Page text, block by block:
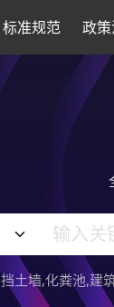
标准规范 政
挡土墙 化粪池 建